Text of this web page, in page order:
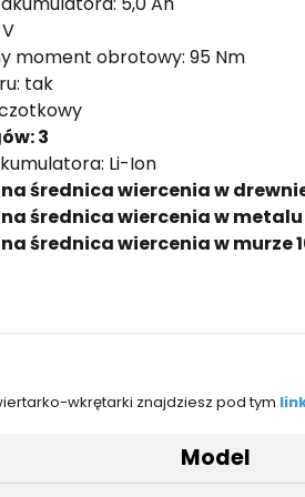
moment obrotowy: 95 Nm
tak
3
Li-Ion
średnica wiercenia w
średnica wiercenia w metalu
średnica wiercenia w murze
wkrętarki znajdziesz pod tym
Model